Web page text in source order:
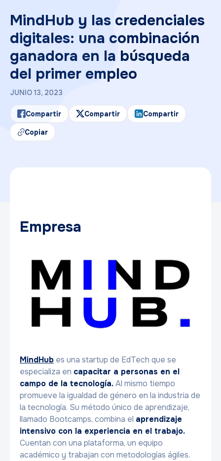
MindHub y las credenciales
digitales: una combinación
ganadora en la búsqueda
del primer empleo
JUNIO 13, 2023
Compartir Compartir Compartir
Copiar
Empresa
MindHub es una startup de EdTech que se
especializa en capacitar a personas en el
campo de la tecnología.Al mismo tiempo
promueve la igualdad de género en la industria de
la tecnología. Su método único de aprendizaje,
llamado Bootcamps, combina el aprendizaje
intensivo con la experiencia en el trabajo.
Cuentan con una plataforma, un equipo
académico y trabajan con metodologías ágiles.